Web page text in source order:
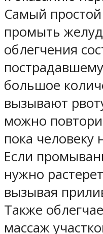
Самый
промыть
облегчения
большое
вызывают
можно
пока человеку
Если
нужно
вызывая
Также
массаж